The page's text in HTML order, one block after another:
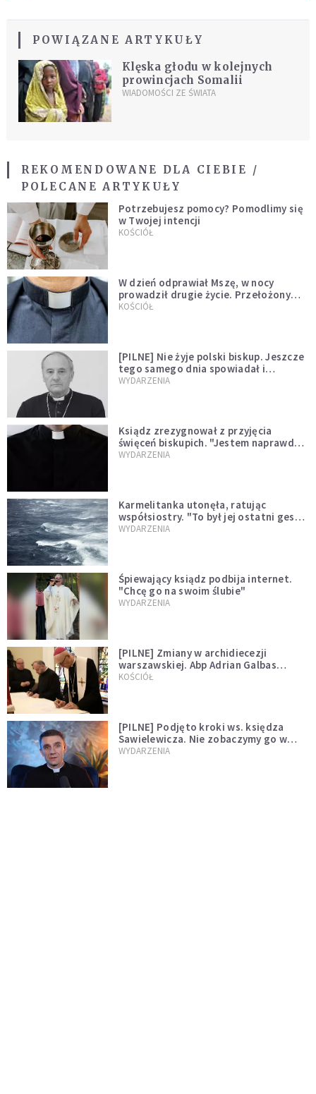
POWIĄZANE ARTYKUŁY
Klęska głodu w kolejnych
prowincjach Somalii
WIADOMOŚCI ZE ŚWIATA
REKOMENDOWANE DLA CIEBIE /
POLECANE ARTYKUŁY
Potrzebujesz pomocy? Pomodlimy się
w Twojej intencji
KOŚCIÓŁ
W dzień odprawiał Mszę, w nocy
prowadził drugie życie. Przełożony
kazał mu opuścić zakon
KOŚCIÓŁ
[PILNE] Nie żyje polski biskup. Jeszcze
tego samego dnia spowiadał i
sprawował Mszę świętą
WYDARZENIA
Ksiądz zrezygnował z przyjęcia
święceń biskupich. "Jestem naprawdę
niegodny"
WYDARZENIA
Karmelitanka utonęła, ratując
współsiostry. "To był jej ostatni gest
miłości"
WYDARZENIA
Śpiewający ksiądz podbija internet.
"Chcę go na swoim ślubie"
WYDARZENIA
[PILNE] Zmiany w archidiecezji
warszawskiej. Abp Adrian Galbas
wręczył dekrety nowym proboszczom
KOŚCIÓŁ
[PILNE] Podjęto kroki ws. księdza
Sawielewicza. Nie zobaczymy go w
mediach
WYDARZENIA